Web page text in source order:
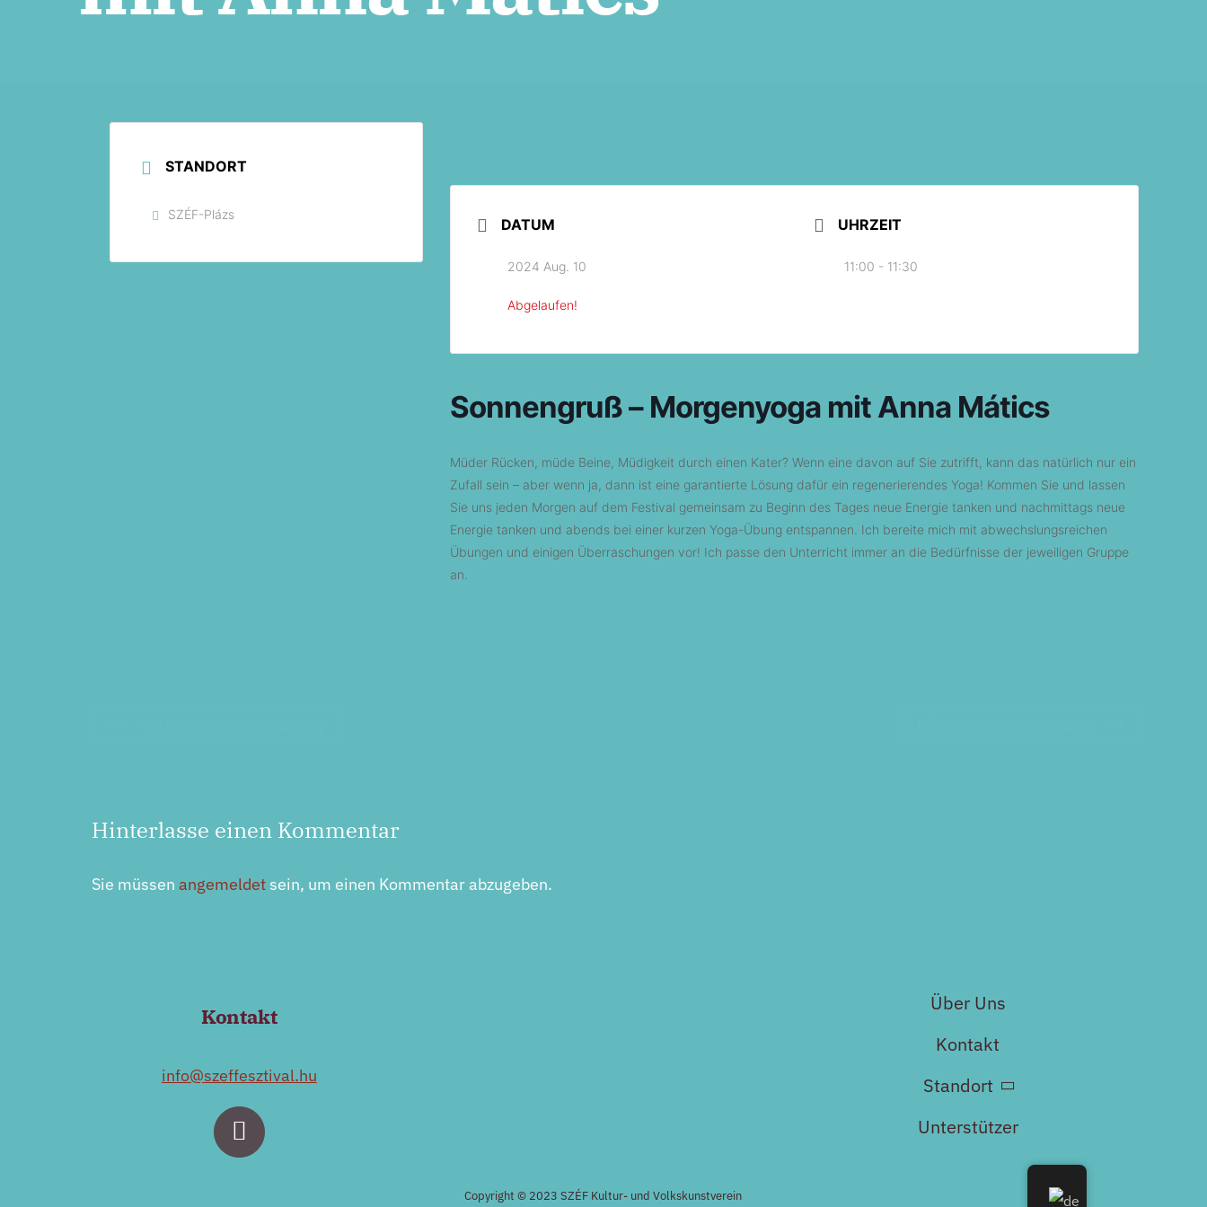
STANDORT
SZÉF-Plázs
DATUM
2024 Aug. 10
Abgelaufen!
UHRZEIT
11:00 - 11:30
Sonnengruß – Morgenyoga mit Anna Mátics
Müder Rücken, müde Beine, Müdigkeit durch einen Kater? Wenn eine davon auf Sie zutrifft, kann das natürlich nur ein
Zufall sein – aber wenn ja, dann ist eine garantierte Lösung dafür ein regenerierendes Yoga! Kommen Sie und lassen
Sie uns jeden Morgen auf dem Festival gemeinsam zu Beginn des Tages neue Energie tanken und nachmittags neue
Energie tanken und abends bei einer kurzen Yoga-Übung entspannen. Ich bereite mich mit abwechslungsreichen
Übungen und einigen Überraschungen vor! Ich passe den Unterricht immer an die Bedürfnisse der jeweiligen Gruppe
an.
Hinterlasse einen Kommentar
Sie müssen angemeldet sein, um einen Kommentar abzugeben.
Kontakt
info@szeffesztival.hu
Über Uns
Kontakt
Standort
Unterstützer
Copyright © 2023 SZÉF Kultur- und Volkskunstverein